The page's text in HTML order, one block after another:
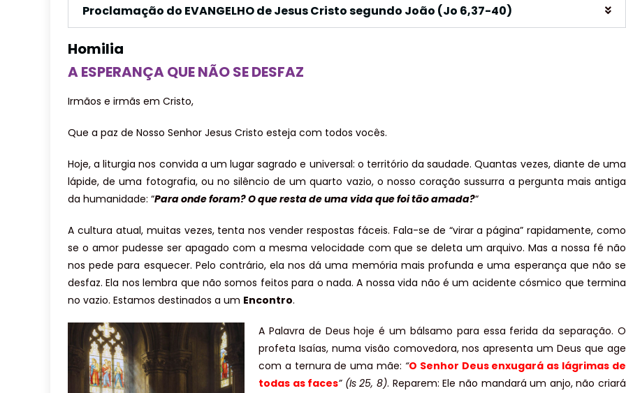
Proclamação do EVANGELHO de Jesus Cristo segundo João (Jo 6,37-40)
Homilia
A ESPERANÇA QUE NÃO SE DESFAZ
Irmãos e irmãs em Cristo,
Que a paz de Nosso Senhor Jesus Cristo esteja com todos vocês.
Hoje, a liturgia nos convida a um lugar sagrado e universal: o território da saudade. Quantas vezes, diante de uma
lápide, de uma fotografia, ou no silêncio de um quarto vazio, o nosso coração sussurra a pergunta mais antiga
da humanidade: “Para onde foram? O que resta de uma vida que foi tão amada?“
A cultura atual, muitas vezes, tenta nos vender respostas fáceis. Fala-se de “virar a página” rapidamente, como
se o amor pudesse ser apagado com a mesma velocidade com que se deleta um arquivo. Mas a nossa fé não
nos pede para esquecer. Pelo contrário, ela nos dá uma memória mais profunda e uma esperança que não se
desfaz. Ela nos lembra que não somos feitos para o nada. A nossa vida não é um acidente cósmico que termina
no vazio. Estamos destinados a um Encontro.
A Palavra de Deus hoje é um bálsamo para essa ferida da separação. O
profeta Isaías, numa visão comovedora, nos apresenta um Deus que age
com a ternura de uma mãe: “O Senhor Deus enxugará as lágrimas de
todas as faces” (Is 25, 8). Reparem: Ele não mandará um anjo, não criará